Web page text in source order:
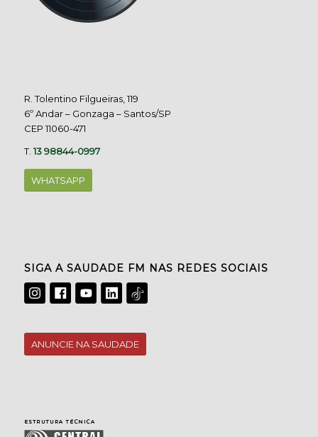
R. Tolentino Filgueiras, 119
6º Andar – Gonzaga – Santos/SP
CEP 11060-471
T.13 98844-0997
WHATSAPP
SIGA A SAUDADE FM NAS REDES SOCIAIS
ANUNCIE NA SAUDADE